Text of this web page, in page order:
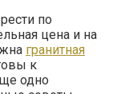
по
цена и на
гранитная
к
одно